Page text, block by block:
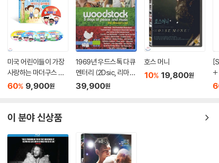
미국 어린이들이 가장
사랑하는 마더구스 영
어동요 CD음반 (5Dis
hake 포함 총 128곡 수
60% 9,900원
1969년 우드스톡 다큐
멘터리 (2Dsic, 리마스
터링 감독판) : 블루레
39,900원
호스 머니
10% 19,800원
+ 피터팬 10종 DVD증
이 분야 신상품